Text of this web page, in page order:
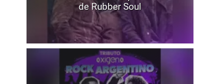
de Rubber Soul